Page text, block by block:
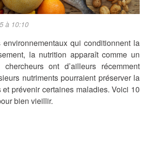
à 10:10
qui conditionnent la
la nutrition apparaît comme un
ont d’ailleurs récemment
nutriments pourraient préserver la
prévenir certaines maladies. Voici 10
bien vieillir.